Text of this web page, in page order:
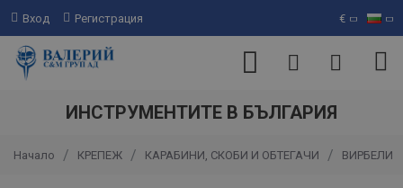
Вход Регистрация €
ИНСТРУМЕНТИТЕ В БЪЛГАРИЯ
Начало КРЕПЕЖ КАРАБИНИ, СКОБИ И ОБТЕГАЧИ ВИРБЕЛИ